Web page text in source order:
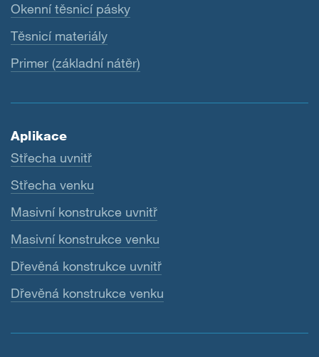
Okenní těsnicí pásky
Těsnicí materiály
Primer (základní nátěr)
Aplikace
Střecha uvnitř
Střecha venku
Masivní konstrukce uvnitř
Masivní konstrukce venku
Dřevěná konstrukce uvnitř
Dřevěná konstrukce venku